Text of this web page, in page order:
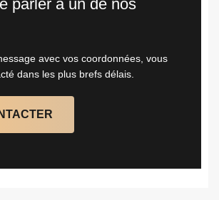
parler à un de nos
avec vos coordonnées, vous
dans les plus brefs délais.